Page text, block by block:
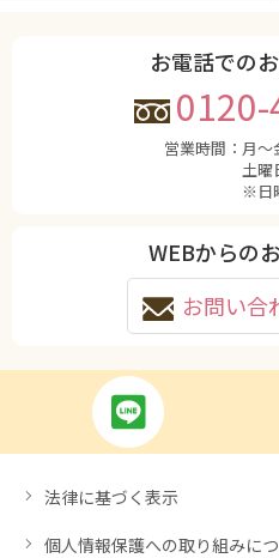
お電話での
営業時間： 月〜
土曜
※日
WEBからの
お問い合
法律に基づく表示
個人情報保護への取り組みに